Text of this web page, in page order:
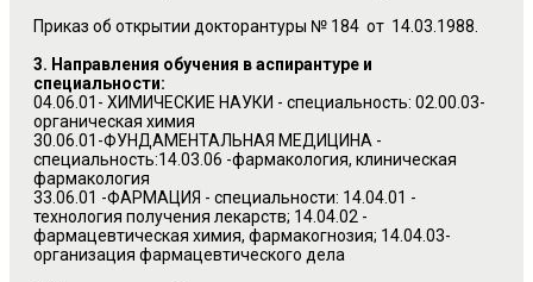
Приказ об открытии докторантуры № 184 от 14.03.1988.
3. Направления обучения в аспирантуре и
специальности:
04.06.01- ХИМИЧЕСКИЕ НАУКИ - специальность: 02.00.03-
органическая химия
30.06.01-ФУНДАМЕНТАЛЬНАЯ МЕДИЦИНА -
специальность:14.03.06 -фармакология, клиническая
фармакология
33.06.01 -ФАРМАЦИЯ - специальности: 14.04.01 -
технология получения лекарств; 14.04.02 -
фармацевтическая химия, фармакогнозия; 14.04.03-
организация фармацевтического дела